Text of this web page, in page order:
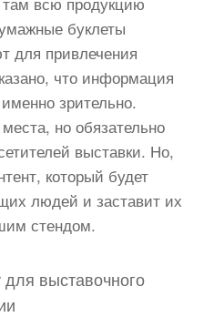
буклеты
для привлечения
что информация
зрительно.
но обязательно
выставки. Но,
который будет
людей и заставит их
стендом.
выставочного